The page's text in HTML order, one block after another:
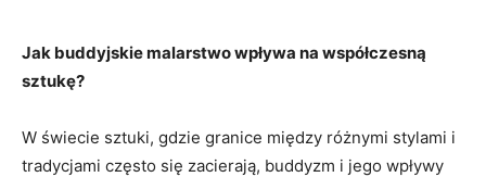
Jak buddyjskie malarstwo wpływa na współczesną
sztukę?
W świecie sztuki, gdzie granice między różnymi stylami i
tradycjami często się zacierają, buddyzm i jego wpływy